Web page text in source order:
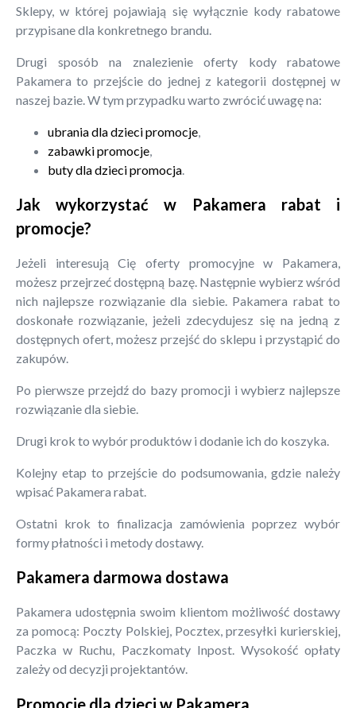
Sklepy, w której pojawiają się wyłącznie kody rabatowe
przypisane dla konkretnego brandu.
Drugi sposób na znalezienie oferty kody rabatowe
Pakamera to przejście do jednej z kategorii dostępnej w
naszej bazie. W tym przypadku warto zwrócić uwagę na:
ubrania dla dzieci promocje
zabawki promocje
buty dla dzieci promocja
Jak wykorzystać w Pakamera rabat i
promocje?
Jeżeli interesują Cię oferty promocyjne w Pakamera,
możesz przejrzeć dostępną bazę. Następnie wybierz wśród
nich najlepsze rozwiązanie dla siebie. Pakamera rabat to
doskonałe rozwiązanie, jeżeli zdecydujesz się na jedną z
dostępnych ofert, możesz przejść do sklepu i przystąpić do
zakupów.
Po pierwsze przejdź do bazy promocji i wybierz najlepsze
rozwiązanie dla siebie.
Drugi krok to wybór produktów i dodanie ich do koszyka.
Kolejny etap to przejście do podsumowania, gdzie należy
wpisać Pakamera rabat.
Ostatni krok to finalizacja zamówienia poprzez wybór
formy płatności i metody dostawy.
Pakamera darmowa dostawa
Pakamera udostępnia swoim klientom możliwość dostawy
za pomocą: Poczty Polskiej, Pocztex, przesyłki kurierskiej,
Paczka w Ruchu, Paczkomaty Inpost. Wysokość opłaty
zależy od decyzji projektantów.
Promocje dla dzieci w Pakamera